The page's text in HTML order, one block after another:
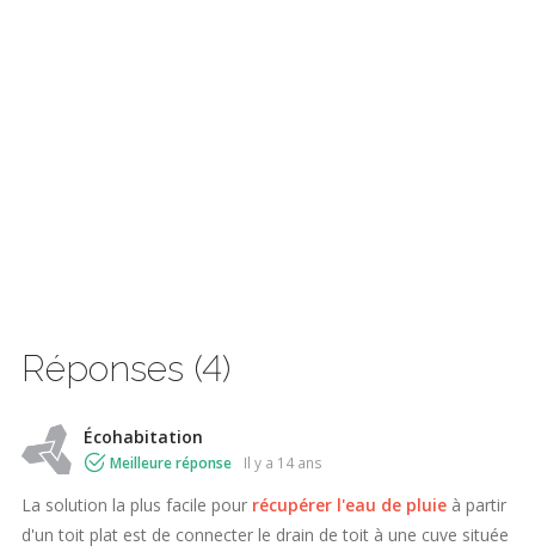
Réponses (4)
Écohabitation
Meilleure réponse il y a 14 ans
La solution la plus facile pour récupérer l'eau de pluie à partir
d'un toit plat est de connecter le drain de toit à une cuve située